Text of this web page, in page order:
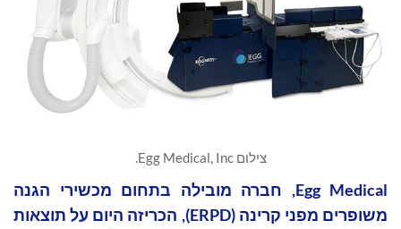
צילום Egg Medical, Inc.
Egg Medical, חברה מובילה בתחום מכשירי הגנה
משופרים מפני קרינה (ERPD), הכריזה היום על תוצאות